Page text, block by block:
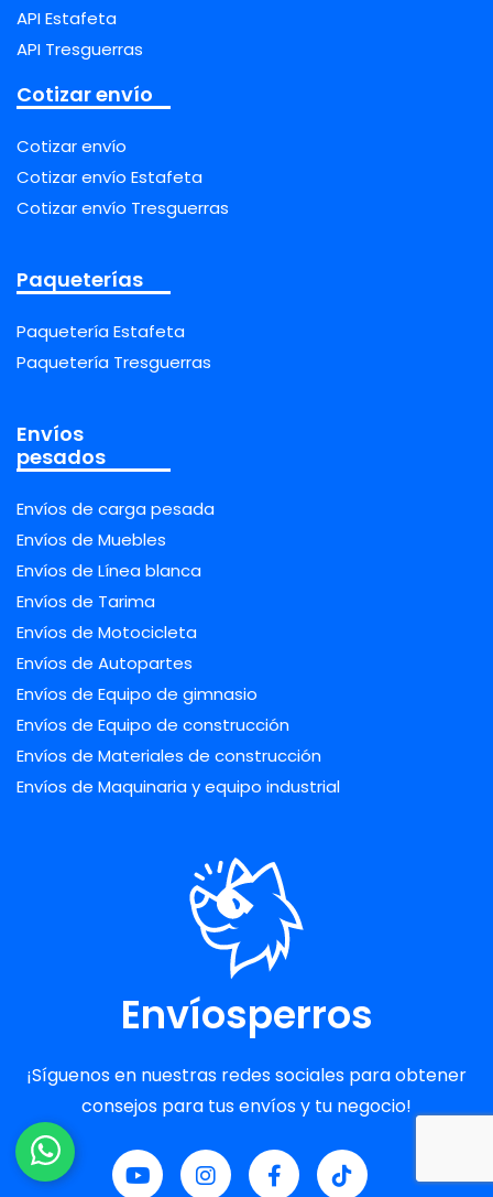
API Estafeta
API Tresguerras
Cotizar envío
Cotizar envío
Cotizar envío Estafeta
Cotizar envío Tresguerras
Paqueterías
Paquetería Estafeta
Paquetería Tresguerras
Envíos
pesados
Envíos de carga pesada
Envíos de Muebles
Envíos de Línea blanca
Envíos de Tarima
Envíos de Motocicleta
Envíos de Autopartes
Envíos de Equipo de gimnasio
Envíos de Equipo de construcción
Envíos de Materiales de construcción
Envíos de Maquinaria y equipo industrial
Envíosperros
¡Síguenos en nuestras redes sociales para obtener
consejos para tus envíos y tu negocio!